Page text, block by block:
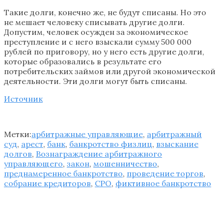
Такие долги, конечно же, не будут списаны. Но это
не мешает человеку списывать другие долги.
Допустим, человек осужден за экономическое
преступление и с него взыскали сумму 500 000
рублей по приговору, но у него есть другие долги,
которые образовались в результате его
потребительских займов или другой экономической
деятельности. Эти долги могут быть списаны.
Источник
Метки:арбитражные управляющие, арбитражный
суд, арест, банк, банкротство физлиц, взыскание
долгов, Вознаграждение арбитражного
управляющего, закон, мошенничество,
преднамеренное банкротство, проведение торгов,
собрание кредиторов, СРО, фиктивное банкротство